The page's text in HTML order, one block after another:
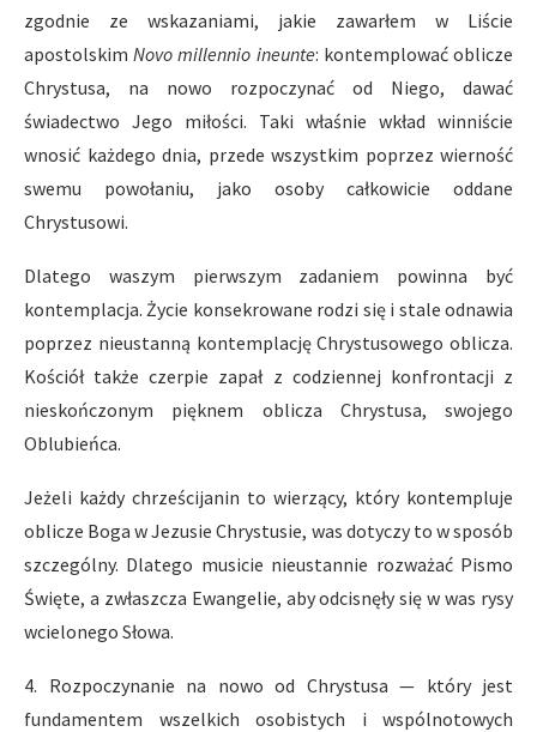
zgodnie ze wskazaniami, jakie zawarłem w Liście
apostolskimNovo millennio ineunte: kontemplować oblicze
Chrystusa, na nowo rozpoczynać od Niego, dawać
świadectwo Jego miłości. Taki właśnie wkład winniście
wnosić każdego dnia, przede wszystkim poprzez wierność
swemu powołaniu, jako osoby całkowicie oddane
Chrystusowi.
Dlatego waszym pierwszym zadaniem powinna być
kontemplacja. Życie konsekrowane rodzi się i stale odnawia
poprzez nieustanną kontemplację Chrystusowego oblicza.
Kościół także czerpie zapał z codziennej konfrontacji z
nieskończonym pięknem oblicza Chrystusa, swojego
Oblubieńca.
Jeżeli każdy chrześcijanin to wierzący, który kontempluje
oblicze Boga w Jezusie Chrystusie, was dotyczy to w sposób
szczególny. Dlatego musicie nieustannie rozważać Pismo
Święte, a zwłaszcza Ewangelie, aby odcisnęły się w was rysy
wcielonego Słowa.
4. Rozpoczynanie na nowo od Chrystusa — który jest
fundamentem wszelkich osobistych i wspólnotowych